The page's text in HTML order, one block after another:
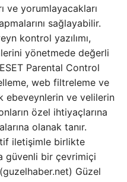
ve yorumlayacakları
sağlayabilir.
kontrol yazılımı,
yönetmede değerli
Parental Control
web filtreleme ve
ebeveynlerin ve velilerin
özel ihtiyaçlarına
olanak tanır.
iletişimle birlikte
güvenli bir çevrimiçi
Güzel